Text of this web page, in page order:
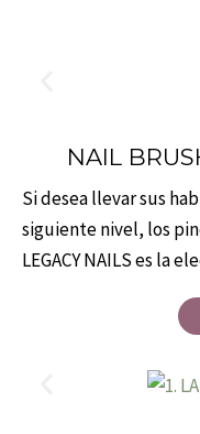
NAIL
Si desea llevar sus
siguiente nivel, los
LEGACY NAILS es la